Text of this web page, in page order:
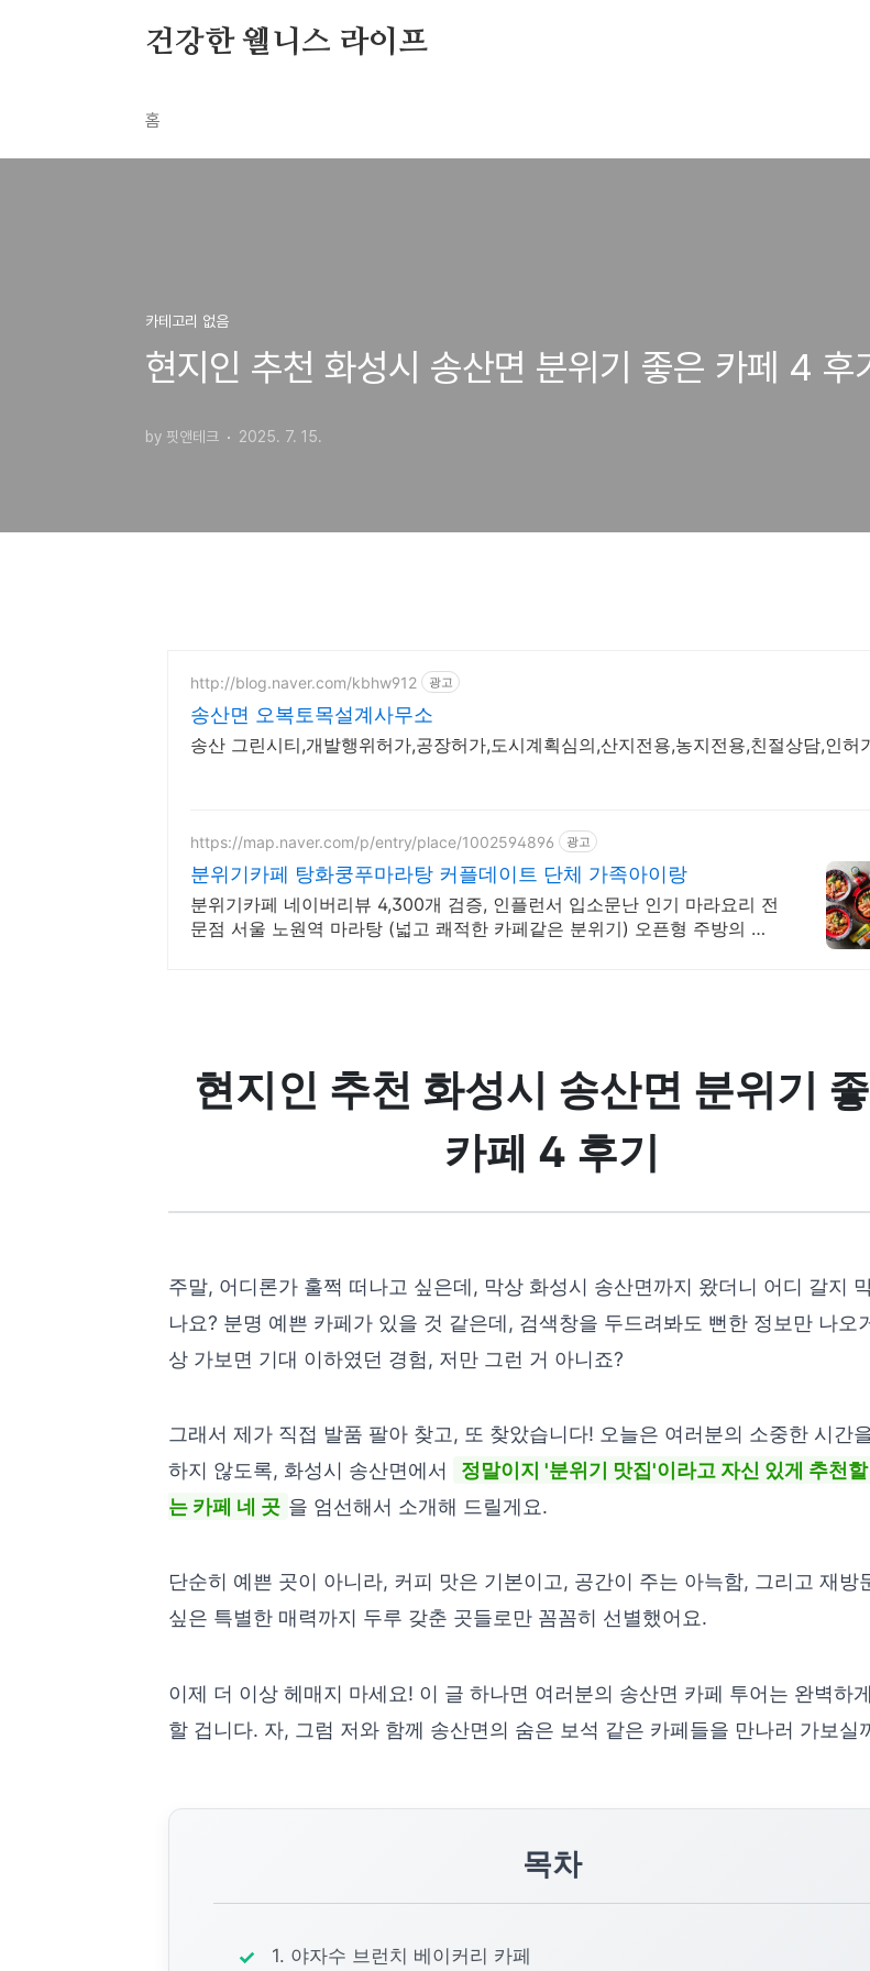
건강한 웰니스 라이프
홈
카테고리 없음
현지인 추천 화성시 송산면 분위기 좋은 카페 4 후
by 핏앤테크 2025. 7. 15.
http://blog.naver.com/kbhw912 광고
송산면 오복토목설계사무소
송산 그린시티,개발행위허가,공장허가,도시계획심의,산지전용,농지전용,친절상담,인허
https://map.naver.com/p/entry/place/1002594896 광고
분위기카페 탕화쿵푸마라탕 커플데이트 단체 가족아이랑
분위기카페 네이버리뷰 4,300개 검증, 인플런서 입소문난 인기 마라요리 전
문점 서울 노원역 마라탕 (넓고 쾌적한 카페같은 분위기) 오픈형 주방의 깔
현지인 추천 화성시 송산면 분위기
카페 4 후기
주말, 어디론가 훌쩍 떠나고 싶은데, 막상 화성시 송산면까지 왔더니 어디 갈지
나요? 분명 예쁜 카페가 있을 것 같은데, 검색창을 두드려봐도 뻔한 정보만 나오
상 가보면 기대 이하였던 경험, 저만 그런 거 아니죠?
그래서 제가 직접 발품 팔아 찾고, 또 찾았습니다! 오늘은 여러분의 소중한 시간
하지 않도록, 화성시 송산면에서
정말이지 '분위기 맛집'이라고 자신 있게 추천할
는 카페 네 곳 을 엄선해서 소개해 드릴게요.
단순히 예쁜 곳이 아니라, 커피 맛은 기본이고, 공간이 주는 아늑함, 그리고 재방
싶은 특별한 매력까지 두루 갖춘 곳들로만 꼼꼼히 선별했어요.
이제 더 이상 헤매지 마세요! 이 글 하나면 여러분의 송산면 카페 투어는 완벽하
할 겁니다. 자, 그럼 저와 함께 송산면의 숨은 보석 같은 카페들을 만나러 가보실
목차
1. 야자수 브런치 베이커리 카페